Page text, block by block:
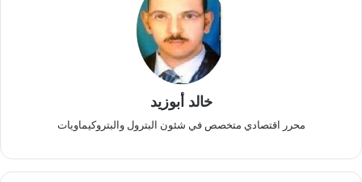
خالد أبوزيد
محرر اقتصادي متخصص في شئون البترول والبتروكيماويات